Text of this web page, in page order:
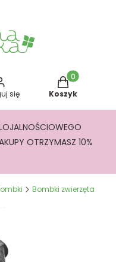
się
Produkty w
Koszyk
OTRZYMASZ 10%
Bombki zwierzęta